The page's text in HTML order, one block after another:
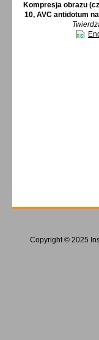
Kompresja obrazu
10, AVC antidotum
Copyright © 2025